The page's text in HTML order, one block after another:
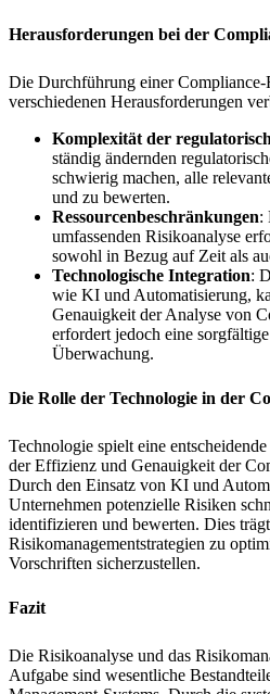
Herausforderungen bei der
Die Durchführung einer
verschiedenen Herausforderungen
Komplexität der
ständig ändernden
schwierig machen, alle
und zu bewerten.
Ressourcenbeschränkungen:
umfassenden Risikoanalyse
sowohl in Bezug auf Zeit als
Technologische Integration:
wie KI und Automatisierung,
Genauigkeit der Analyse von
erfordert jedoch eine
Überwachung.
Die Rolle der Technologie in der
Technologie spielt eine
der Effizienz und Genauigkeit der
Durch den Einsatz von KI und
Unternehmen potenzielle Risiken
identifizieren und bewerten. Dies
Risikomanagementstrategien zu
Vorschriften sicherzustellen.
Fazit
Die Risikoanalyse und das
Aufgabe sind wesentliche